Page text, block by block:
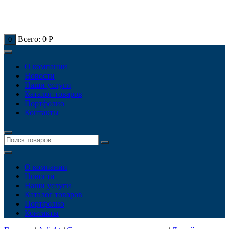
0 Всего: 0 Р
О компании
Новости
Наши услуги
Каталог товаров
Портфолио
Контакты
О компании
Новости
Наши услуги
Каталог товаров
Портфолио
Контакты